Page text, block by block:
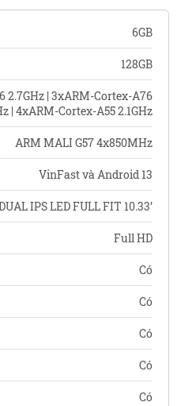
6GB
128GB
2.7GHz | 3xARM-Cortex-A76
| 4xARM-Cortex-A55 2.1GHz
ARM MALI G57 4x850MHz
VinFast và Android 13
IPS LED FULL FIT 10.33’
Full HD
Có
Có
Có
Có
Có